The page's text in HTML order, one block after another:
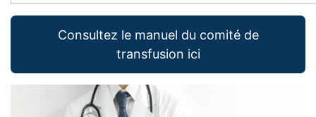
Consultez le manuel du comité de
transfusion ici